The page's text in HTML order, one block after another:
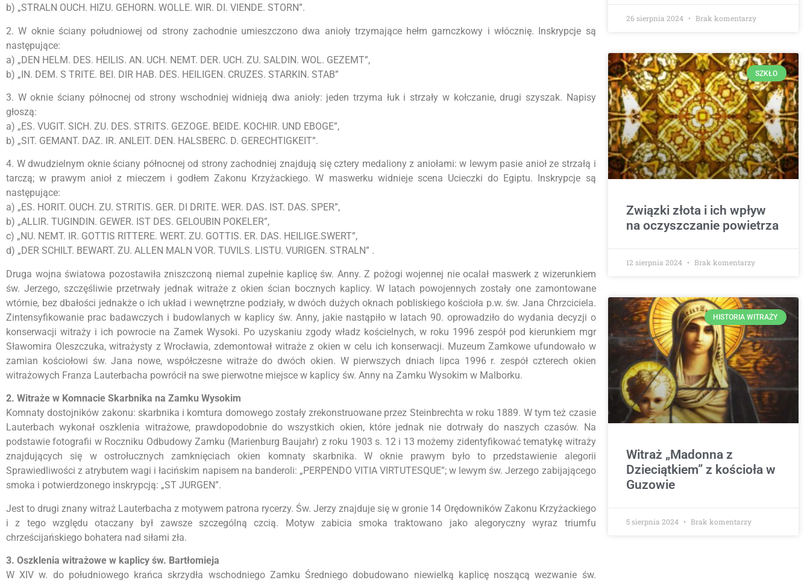
b) „STRALN OUCH. HIZU. GEHORN. WOLLE. WIR. DI. VIENDE. STORN”.
2. W oknie ściany południowej od strony zachodnie umieszczono dwa anioły trzymające hełm garnczkowy i włócznię. Inskrypcje są
następujące:
a) „DEN HELM. DES. HEILIS. AN. UCH. NEMT. DER. UCH. ZU. SALDIN. WOL. GEZEMT”,
b) „IN. DEM. S TRITE. BEI. DIR HAB. DES. HEILIGEN. CRUZES. STARKIN. STAB”
3. W oknie ściany północnej od strony wschodniej widnieją dwa anioły: jeden trzyma łuk i strzały w kołczanie, drugi szyszak. Napisy
głoszą:
a) „ES. VUGIT. SICH. ZU. DES. STRITS. GEZOGE. BEIDE. KOCHIR. UND EBOGE”,
b) „SIT. GEMANT. DAZ. IR. ANLEIT. DEN. HALSBERC. D. GERECHTIGKEIT”.
4. W dwudzielnym oknie ściany północnej od strony zachodniej znajdują się cztery medaliony z aniołami: w lewym pasie anioł ze strzałą i
tarczą; w prawym anioł z mieczem i godłem Zakonu Krzyżackiego. W maswerku widnieje scena Ucieczki do Egiptu. Inskrypcje są
następujące:
a) „ES. HORIT. OUCH. ZU. STRITIS. GER. DI DRITE. WER. DAS. IST. DAS. SPER”,
b) „ALLlR. TUGINDIN. GEWER. IST DES. GELOUBIN POKELER”,
c) „NU. NEMT. IR. GOTTIS RITTERE. WERT. ZU. GOTTIS. ER. DAS. HEILlGE.SWERT”,
d) „DER SCHILT. BEWART. ZU. ALLEN MALN VOR. TUVILS. LISTU. VURIGEN. STRALN” .
Druga wojna światowa pozostawiła zniszczoną niemal zupełnie kaplicę św. Anny. Z pożogi wojennej nie ocalał maswerk z wizerunkiem
św. Jerzego, szczęśliwie przetrwały jednak witraże z okien ścian bocznych kaplicy. W latach powojennych zostały one zamontowane
wtórnie, bez dbałości jednakże o ich układ i wewnętrzne podziały, w dwóch dużych oknach pobliskiego kościoła p.w. św. Jana Chrzciciela.
Zintensyfikowanie prac badawczych i budowlanych w kaplicy św. Anny, jakie nastąpiło w latach 90. oprowadziło do wydania decyzji o
konserwacji witraży i ich powrocie na Zamek Wysoki. Po uzyskaniu zgody władz kościelnych, w roku 1996 zespół pod kierunkiem mgr
Sławomira Oleszczuka, witrażysty z Wrocławia, zdemontował witraże z okien w celu ich konserwacji. Muzeum Zamkowe ufundowało w
zamian kościołowi św. Jana nowe, współczesne witraże do dwóch okien. W pierwszych dniach lipca 1996 r. zespół czterech okien
witrażowych Franza Lauterbacha powrócił na swe pierwotne miejsce w kaplicy św. Anny na Zamku Wysokim w Malborku.
2. Witraże w Komnacie Skarbnika na Zamku Wysokim
Komnaty dostojników zakonu: skarbnika i komtura domowego zostały zrekonstruowane przez Steinbrechta w roku 1889. W tym też czasie
Lauterbach wykonał oszklenia witrażowe, prawdopodobnie do wszystkich okien, które jednak nie dotrwały do naszych czasów. Na
podstawie fotografii w Roczniku Odbudowy Zamku (Marienburg Baujahr) z roku 1903 s. 12 i 13 możemy zidentyfikować tematykę witraży
znajdujących się w ostrołucznych zamknięciach okien komnaty skarbnika. W oknie prawym było to przedstawienie alegorii
Sprawiedliwości z atrybutem wagi i łacińskim napisem na banderoli: „PERPENDO VITIA VIRTUTESQUE”; w lewym św. Jerzego zabijającego
smoka i potwierdzonego inskrypcją: „ST JURGEN”.
Jest to drugi znany witraż Lauterbacha z motywem patrona rycerzy. Św. Jerzy znajduje się w gronie 14 Orędowników Zakonu Krzyżackiego
i z tego względu otaczany był zawsze szczególną czcią. Motyw zabicia smoka traktowano jako alegoryczny wyraz triumfu
chrześcijańskiego bohatera nad siłami zła.
3. Oszklenia witrażowe w kaplicy św. Bartłomieja
W XIV w. do południowego krańca skrzydła wschodniego Zamku Średniego dobudowano niewielką kaplicę noszącą wezwanie św.
26 sierpnia 2024 Brak komentarzy
SZKŁO
Związki złota i ich wpływ
na oczyszczanie powietrza
12 sierpnia 2024 Brak komentarzy
HISTORIA WITRAŻY
Witraż „Madonna z
Dzieciątkiem” z kościoła w
Guzowie
5 sierpnia 2024 Brak komentarzy